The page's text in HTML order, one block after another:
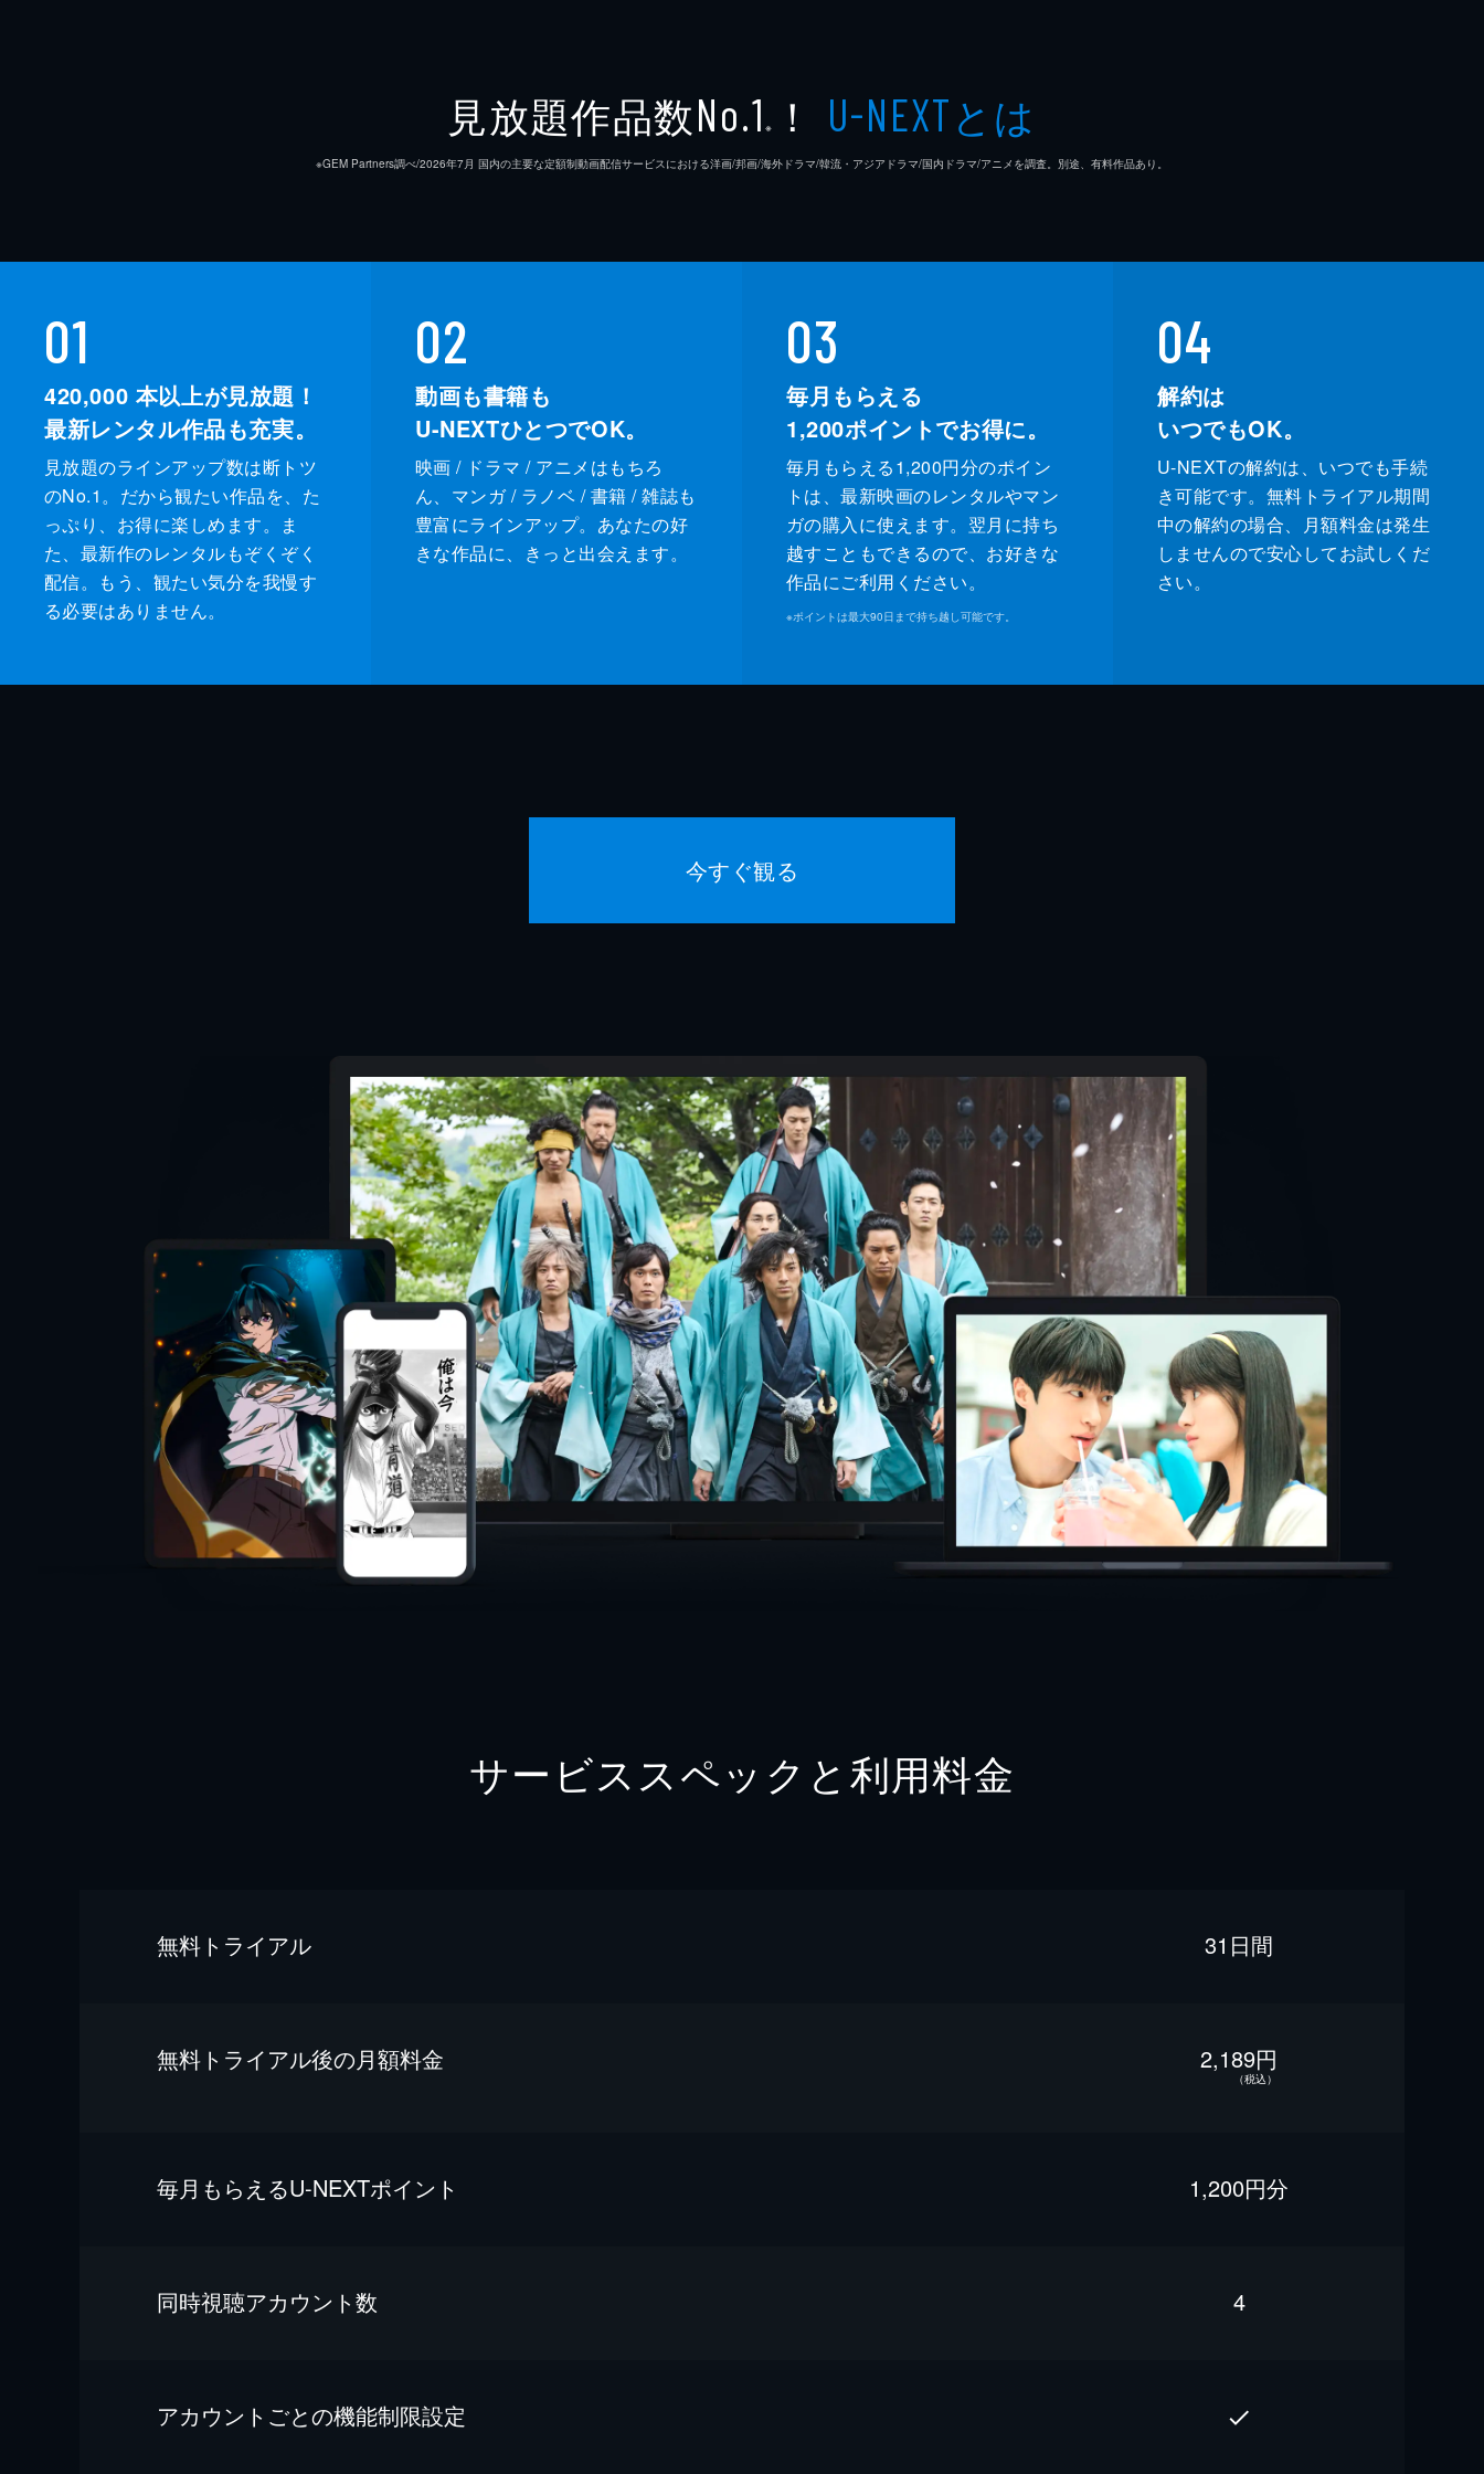
見放題作品数No.1 ※ ！ U-NEXTとは
※GEM Partners調べ/2026年7⽉ 国内の主要な定額制動画配信サービスにおける洋画/邦画/海外ドラマ/韓流・アジアドラマ/国内ドラマ/アニメを調査。別途、有料作品あり。
01
420,000 本以上が見放題！
最新レンタル作品も充実。
見放題のラインアップ数は断トツ
のNo.1。だから観たい作品を、た
っぷり、お得に楽しめます。ま
た、最新作のレンタルもぞくぞく
配信。もう、観たい気分を我慢す
る必要はありません。
02
動画も書籍も
U-NEXTひとつでOK。
映画 / ドラマ / アニメはもちろ
ん、マンガ / ラノベ / 書籍 / 雑誌も
豊富にラインアップ。あなたの好
きな作品に、きっと出会えます。
03
毎月もらえる
1,200ポイントでお得に。
毎月もらえる1,200円分のポイン
トは、最新映画のレンタルやマン
ガの購入に使えます。翌月に持ち
越すこともできるので、お好きな
作品にご利用ください。
※ポイントは最大90日まで持ち越し可能です。
04
解約は
いつでもOK。
U-NEXTの解約は、いつでも手続
き可能です。無料トライアル期間
中の解約の場合、月額料金は発生
しませんので安心してお試しくだ
さい。
今すぐ観る
サービススペックと利用料金
無料トライアル 31日間
無料トライアル後の⽉額料金 2,189円
（税込）
毎⽉もらえるU-NEXTポイント 1,200円分
同時視聴アカウント数 4
アカウントごとの機能制限設定